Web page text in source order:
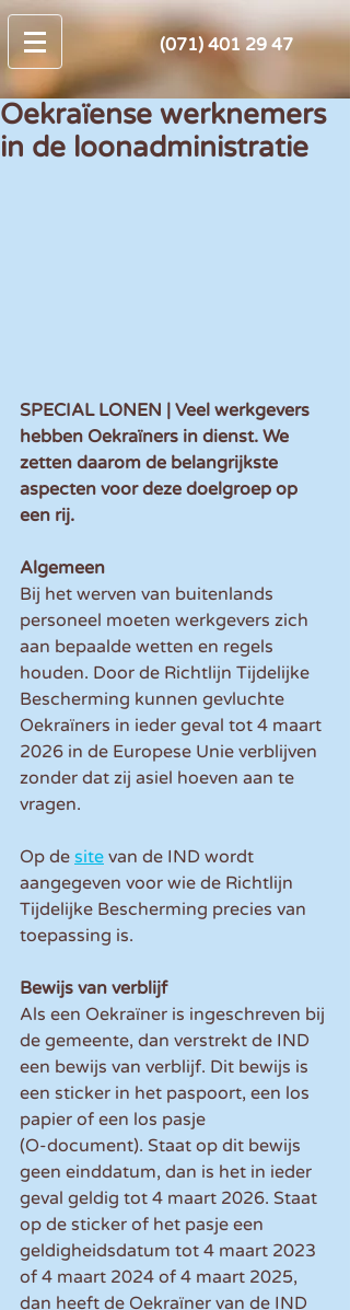
(071) 401 29 47
Oekraïense werknemers
in de loonadministratie
SPECIAL LONEN | Veel werkgevers
hebben Oekraïners in dienst. We
zetten daarom de belangrijkste
aspecten voor deze doelgroep op
een rij.
Algemeen
Bij het werven van buitenlands
personeel moeten werkgevers zich
aan bepaalde wetten en regels
houden. Door de Richtlijn Tijdelijke
Bescherming kunnen gevluchte
Oekraïners in ieder geval tot 4 maart
2026 in de Europese Unie verblijven
zonder dat zij asiel hoeven aan te
vragen.
Op de site van de IND wordt
aangegeven voor wie de Richtlijn
Tijdelijke Bescherming precies van
toepassing is.
Bewijs van verblijf
Als een Oekraïner is ingeschreven bij
de gemeente, dan verstrekt de IND
een bewijs van verblijf. Dit bewijs is
een sticker in het paspoort, een los
papier of een los pasje
(O-document). Staat op dit bewijs
geen einddatum, dan is het in ieder
geval geldig tot 4 maart 2026. Staat
op de sticker of het pasje een
geldigheidsdatum tot 4 maart 2023
of 4 maart 2024 of 4 maart 2025,
dan heeft de Oekraïner van de IND